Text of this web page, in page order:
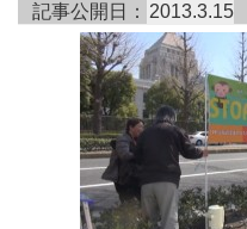
記事公開日： 2013.3.15